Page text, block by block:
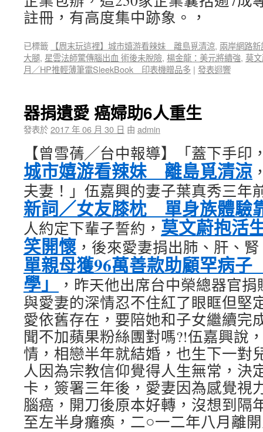
註冊，有高度集中跡象。，
已標籤 【周末玩這裡】城市嬉游看辣妹 離島覓清涼, 兩岸網路
大腿, 星雲法師驚傳腦出血 術後未脫險, 楊金龍：美元將續強, 莫
月／HP推輕薄筆電SleekBook 印表機贈品多 | 發表迴響
器捐遺愛 癌婦助6人重生
發表於2017 年 06 月 30 日 由 admin
【曾雪蒨╱台中報導】「蓋下手印
城市嬉游看辣妹 離島覓清涼
夫妻！」伍嘉興的妻子葉真秀三年
新詞／女友膝枕 單身族體驗
人約定下輩子誓約， 莫文蔚抱活
笑開懷 ，後來愛妻捐出肺、肝、
單親母獲96萬善款助顧罕病子
學」
，昨天他出席台中榮總器官
與愛妻的深情忍不住紅了眼眶但堅
愛依舊存在，要陪她和子女繼續完
聞不加蘋果粉絲團對嗎?!伍嘉興說
情，相戀半年就結婚，也生下一對
人因為宗教信仰覺得人生無常，決
卡，簽署三年後，愛妻因為感覺視
腦癌，開刀後原本好轉，沒想到隔
至左半身癱瘓，二○一二年八月離